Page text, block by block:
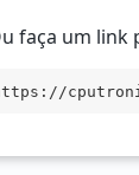
faça um link